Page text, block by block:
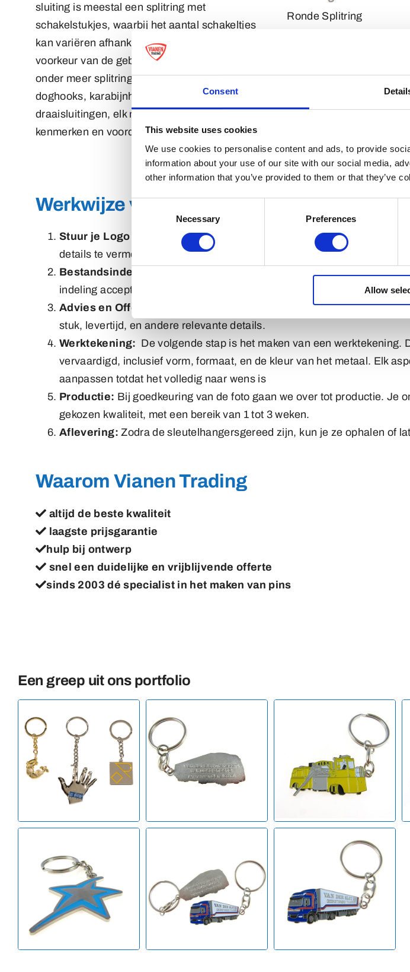
Consent
This website uses cookies
We use cookies to personalise content and ads, to provide
information about your use of our site with our social media,
other information that you’ve provided to them or that they’ve
Consent
Necessary Preferences
Allow
sluiting is meestal een splitring met
schakelstukjes, waarbij het aantal schakeltjes
kan variëren afhankelijk van het ontwerp of de
voorkeur van de gebruiker. Andere opties zijn
onder meer splitringen met spinners,
doghooks, karabijnhaken, , buckles, en luxe
draaisluitingen, elk met hun eigen unieke
kenmerken en voordelen.
Ronde Splitring
Doghook 2
Werkwijze voor het maken van
Stuur je Logo of Ontwerp:Stuur eenvoudig je logo of ontwerp naar
details te vermelden, zoals aantallen, gewenst formaat, en gewenste
Bestandsindeling:
Voor een prijsopgave kunnen we werken met elk
indeling accepteren, geven we de voorkeur aan een hoge resolutie
Advies en Offerte:
Na ontvangst van de aanvraag sturen we een
stuk, levertijd, en andere relevante details.
Werktekening: De volgende stap is het maken van een
vervaardigd, inclusief vorm, formaat, en de kleur van het metaal. Elk
aanpassen totdat het volledig naar wens is
Productie: Bij goedkeuring van de foto gaan we over tot productie. Je
gekozen kwaliteit, met een bereik van 1 tot 3 weken.
Aflevering: Zodra de sleutelhangersgereed zijn, kun je ze ophalen of
Waarom Vianen Trading
altijd de beste kwaliteit
laagste prijsgarantie
hulp bij ontwerp
snel een duidelijke en vrijblijvende offerte
sinds 2003 dé specialist in het maken van pins
Een greep uit ons portfolio